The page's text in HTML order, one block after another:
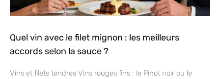
Quel vin avec le filet mignon : les meilleurs
accords selon la sauce ?
Vins et filets tendres Vins rouges fins : le Pinot noir ou le